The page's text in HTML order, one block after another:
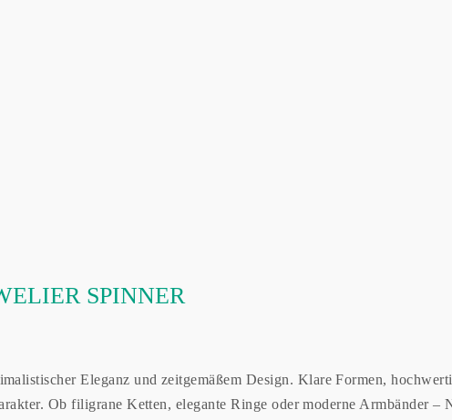
SPINNER
Eleganz und zeitgemäßem Design. Klare Formen,
Ob filigrane Ketten, elegante Ringe oder moderne Armbänder